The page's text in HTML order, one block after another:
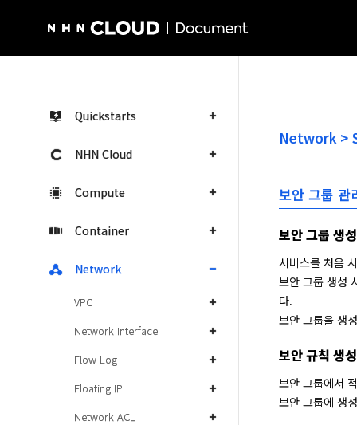
Quickstarts
NHN Cloud
Compute
Container
Network
VPC
Network Interface
Flow Log
Floating IP
Network ACL
Network >
보안 그룹 관
보안 그룹 생성
서비스를 처음
보안 그룹 생성
다.
보안 그룹을 생
보안 규칙 생성
보안 그룹에서
보안 그룹에 생